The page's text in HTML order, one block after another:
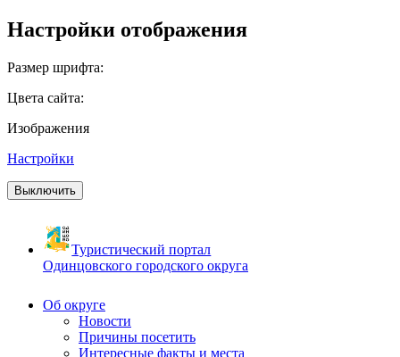
Настройки отображения
Размер шрифта:
Цвета сайта:
Изображения
Настройки
Выключить
Туристический портал
Одинцовского городского округа
Об округе
Новости
Причины посетить
Интересные факты и места